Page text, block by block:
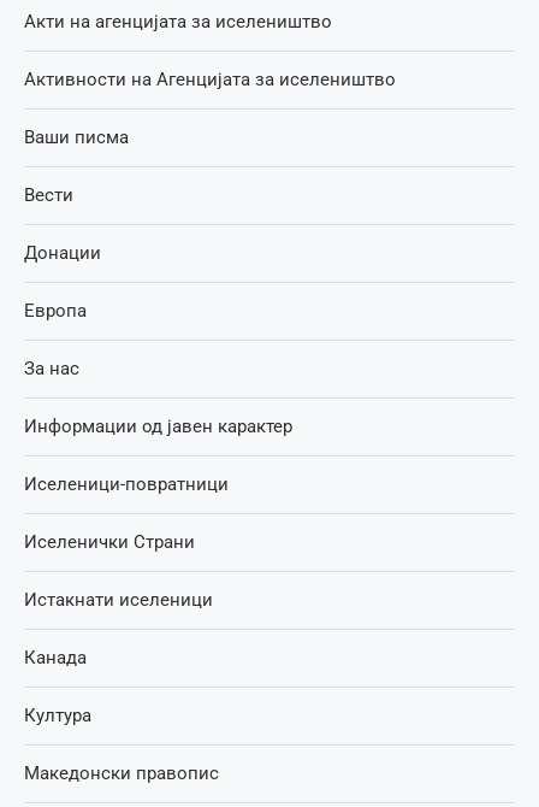
Акти на агенцијата за иселеништво
Активности на Агенцијата за иселеништво
Ваши писма
Вести
Донации
Европа
За нас
Информации од јавен карактер
Иселеници-повратници
Иселенички Страни
Истакнати иселеници
Канада
Култура
Македонски правопис